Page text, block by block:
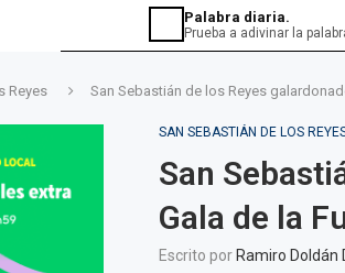
Palabra diaria.
Prueba a adivinar la
las palabras ocultas.
Sudoku diario.
Tu reto diario en nivel
Reyes San Sebastián de los Reyes
SAN SEBASTIÁN DE LOS
San
Gala de la
Escrito por Ramiro Doldán